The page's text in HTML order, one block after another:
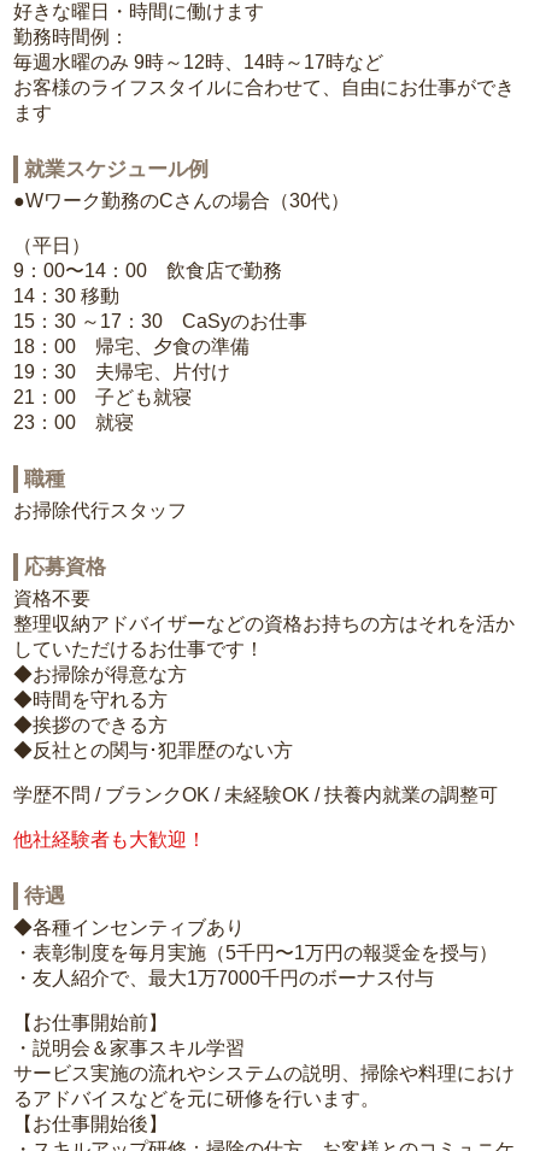
好きな曜日・時間に働けます
勤務時間例：
毎週水曜のみ 9時～12時、14時～17時など
お客様のライフスタイルに合わせて、自由にお仕事ができ
ます
就業スケジュール例
●Wワーク勤務のCさんの場合（30代）
（平日）
9：00〜14：00 飲食店で勤務
14：30 移動
15：30 ～17：30 CaSyのお仕事
18：00 帰宅、夕食の準備
19：30 夫帰宅、片付け
21：00 子ども就寝
23：00 就寝
職種
お掃除代行スタッフ
応募資格
資格不要
整理収納アドバイザーなどの資格お持ちの方はそれを活か
していただけるお仕事です！
◆お掃除が得意な方
◆時間を守れる方
◆挨拶のできる方
◆反社との関与･犯罪歴のない方
学歴不問 / ブランクOK / 未経験OK / 扶養内就業の調整可
他社経験者も大歓迎！
待遇
◆各種インセンティブあり
・表彰制度を毎月実施（5千円〜1万円の報奨金を授与）
・友人紹介で、最大1万7000千円のボーナス付与
【お仕事開始前】
・説明会＆家事スキル学習
サービス実施の流れやシステムの説明、掃除や料理におけ
るアドバイスなどを元に研修を行います。
【お仕事開始後】